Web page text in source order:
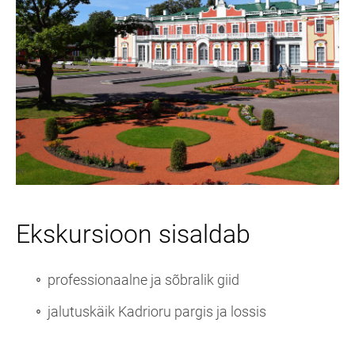
Ekskursioon sisaldab
professionaalne ja sõbralik giid
jalutuskäik Kadrioru pargis ja lossis